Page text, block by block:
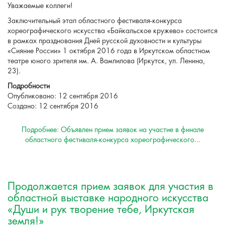
Уважаемые коллеги!
Заключительный этап областного фестиваля-конкурса
хореографического искусства «Байкальское кружево» состоится
в рамках празднования Дней русской духовности и культуры
«Сияние России» 1 октября 2016 года в Иркутском областном
театре юного зрителя им. А. Вампилова (Иркутск, ул. Ленина,
23).
Подробности
Опубликовано: 12 сентября 2016
Создано: 12 сентября 2016
Подробнее: Объявлен прием заявок на участие в финале
областного фестиваля-конкурса хореографического...
Продолжается прием заявок для участия в
областной выставке народного искусства
«Души и рук творение тебе, Иркутская
земля!»